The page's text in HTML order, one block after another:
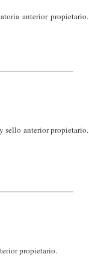
anterior propietario.
sello anterior propietario.
propietario.